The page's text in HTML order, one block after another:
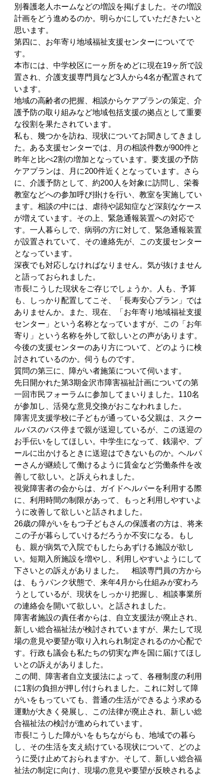
別養護老人ホームなどの増設を掲げました。その増設
計画をどう進めるのか。明らかにしていただきたいと
思います。
第四に、お年寄り地域福祉支援センターについてで
す。
本市には、中学校区に一ヶ所をめどに現在19ヶ所で設
置され、介護支援専門員など3人から4名が配置されて
います。
地域の高齢者の把握、相談からケアプランの策定、介
護予防の取り組みなど地域包括支援の拠点として重要
な役割を果たされています。
私も、幾つかを訪ね、現状についてお聞きしてきまし
た。ある支援センターでは、月の相談件数が900件と
昨年と比べ2割の増加となっています。要支援の予防
ケアプランは、月に200件近くとなっています。さら
に、介護予防として、約200人を対象に訪問し、栄養
教室などへの参加呼び掛けを行い、教室を実施してい
ます。相談の中には、虐待や認知症など深刻なケース
が増えています。その上、緊急通報装置への対応で
す。一人暮らしで、病弱の方に対して、緊急通報装置
が設置されていて、その連絡先が、この支援センター
となっています。
深夜でも対応しなければなりません。気が抜けません
と語っておられました。
市長!こうした現状をご存じでしょうか。人も、予算
も、しっかり配置してこそ、「長寿安心プラン」では
ありませんか。また、現在、「お年寄り地域福祉支援
センター」という名称となっていますが、この「お年
寄り」という名称を外して欲しいとの声があります。
今後の支援センターのあり方について、どのように検
討されているのか。伺うものです。
質問の第三に、障がい者施策について伺います。
先日開かれた第3期金沢市障害福祉計画についての第
一回市民フォーラムに参加してまいりました。110名
が参加し、活発な意見交換がおこなわれました。
障害児支援学校に子どもが通っている父親は、スクー
ルバスのバス停まで親が送迎しているが、この送迎の
お手伝いをしてほしい。中学生になって、銭湯や、プ
ールに出かけるときに送迎はできないものか。ヘルパ
ーさんが継続して働けるように賃金など労働条件を改
善して欲しい。と訴えられました。
視覚障害者の会からは、ガイドヘルパーを利用する際
に、利用時間の制限があって、もっと利用しやすいよ
うに改善して欲しいと話されました。
26歳の障がいをもつ子どもさんの保護者の方は、将来
この子が暮らしていけるだろうか不安になる。もし
も、親が病気で入院でもしたらあずける施設が欲し
い。短期入所施設を増やし、利用しやすいようにして
下さいとの訴えがありました。 相談専門員の方から
は、もうパンク状態で、来年4月から仕組みが変わろ
うとしているが、現状をしっかり把握し、相談事業所
の連絡会を開いて欲しい。と話されました。
障害者施設の責任者からは、自立支援法が廃止され、
新しい総合福祉法が検討されていますが、果たして現
場の意見や要望が取り入れられ制定されるのか心配で
す。行政も議会も私たちの切実な声を国に届けてほし
いとの訴えがありました。
この間、障害者自立支援法によって、各種制度の利用
に1割の負担が押し付けられました。これに対して障
がいをもっていても、普通の生活ができるよう求める
運動が大きく発展し、この法律が廃止され、新しい総
合福祉法の検討が進められています。
市長!こうした障がいをもちながらも、地域での暮ら
し、その生活を支え続けている現状について、どのよ
うに受け止めておられますか。そして、新しい総合福
祉法の制定に向け、現場の意見や要望が反映されるよ